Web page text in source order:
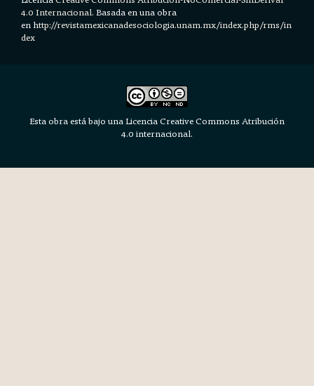
4.0 Internacional.Basada en una obra
en http://revistamexicanadesociologia.unam.mx/index.php/rms/in
dex
Esta obra está bajo una Licencia Creative Commons Atribución
4.0 internacional.